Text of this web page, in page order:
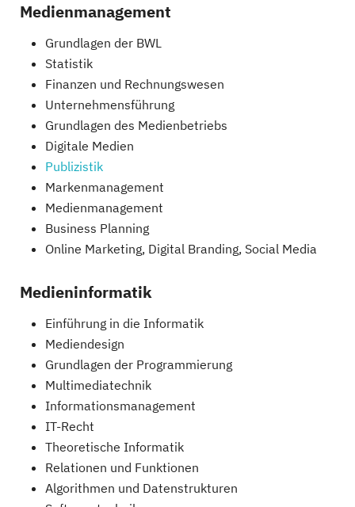
Medienmanagement
Grundlagen der BWL
Statistik
Finanzen und Rechnungswesen
Unternehmensführung
Grundlagen des Medienbetriebs
Digitale Medien
Publizistik
Markenmanagement
Medienmanagement
Business Planning
Online Marketing, Digital Branding, Social Media
Medieninformatik
Einführung in die Informatik
Mediendesign
Grundlagen der Programmierung
Multimediatechnik
Informationsmanagement
IT-Recht
Theoretische Informatik
Relationen und Funktionen
Algorithmen und Datenstrukturen